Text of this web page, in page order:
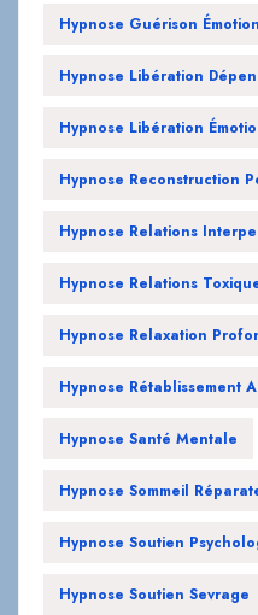
Hypnose Guérison
Hypnose Libération
Hypnose Libération
Hypnose Reconstruction
Hypnose Relations
Hypnose Relations
Hypnose Relaxation
Hypnose Rétablissement
Hypnose Santé Mentale
Hypnose Sommeil
Hypnose Soutien
Hypnose Soutien Sevrage